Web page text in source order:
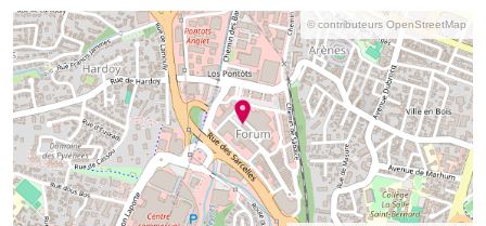
© contributeurs OpenStreetMap